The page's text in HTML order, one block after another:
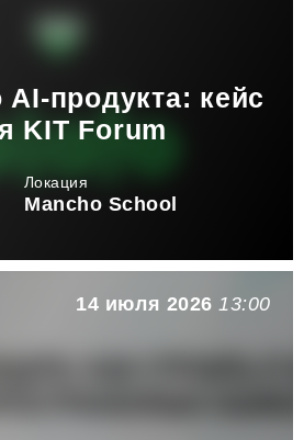
продукта: кейс
KIT Forum
Локация
Mancho School
14 июля 202613:00